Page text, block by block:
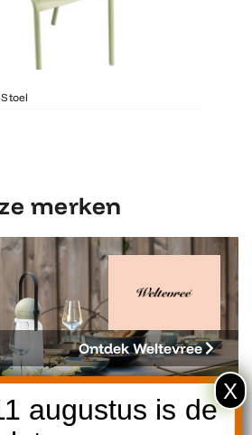
Fermob
Stoel
merken
Ontdek Weltevree
augustus is de
X